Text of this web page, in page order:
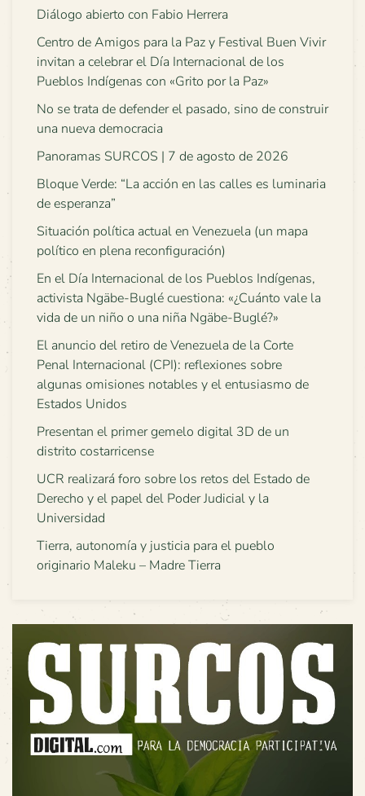
Diálogo abierto con Fabio Herrera
Centro de Amigos para la Paz y Festival Buen Vivir
invitan a celebrar el Día Internacional de los
Pueblos Indígenas con «Grito por la Paz»
No se trata de defender el pasado, sino de construir
una nueva democracia
Panoramas SURCOS | 7 de agosto de 2026
Bloque Verde: “La acción en las calles es luminaria
de esperanza”
Situación política actual en Venezuela (un mapa
político en plena reconfiguración)
En el Día Internacional de los Pueblos Indígenas,
activista Ngäbe-Buglé cuestiona: «¿Cuánto vale la
vida de un niño o una niña Ngäbe-Buglé?»
El anuncio del retiro de Venezuela de la Corte
Penal Internacional (CPI): reflexiones sobre
algunas omisiones notables y el entusiasmo de
Estados Unidos
Presentan el primer gemelo digital 3D de un
distrito costarricense
UCR realizará foro sobre los retos del Estado de
Derecho y el papel del Poder Judicial y la
Universidad
Tierra, autonomía y justicia para el pueblo
originario Maleku – Madre Tierra